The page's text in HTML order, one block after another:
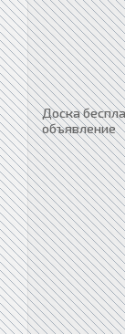
Доска
объявление